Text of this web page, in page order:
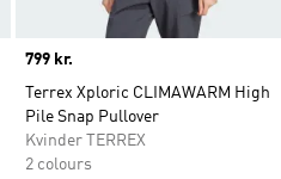
Price
799 kr.
Terrex Xploric CLIMAWARM High
Pile Snap Pullover
Kvinder TERREX
2 colours